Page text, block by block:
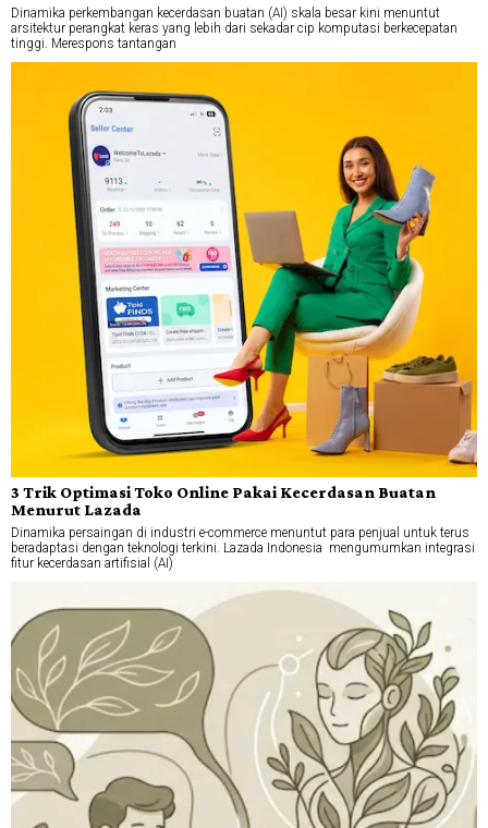
Dinamika perkembangan kecerdasan buatan (AI) skala besar kini menuntut
arsitektur perangkat keras yang lebih dari sekadar cip komputasi berkecepatan
tinggi. Merespons tantangan
3 Trik Optimasi Toko Online Pakai Kecerdasan Buatan
Menurut Lazada
Dinamika persaingan di industri e-commerce menuntut para penjual untuk terus
beradaptasi dengan teknologi terkini. Lazada Indonesia mengumumkan integrasi
fitur kecerdasan artifisial (AI)